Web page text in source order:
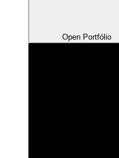
Open Portfólio